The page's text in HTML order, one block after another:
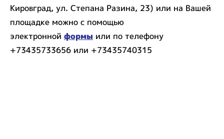
Кировград, ул. Степана Разина, 23) или на Вашей
площадке можно с помощью
электронной формы или по телефону
+73435733656 или +73435740315